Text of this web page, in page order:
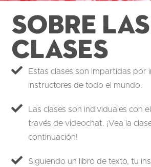
Sobre las
clases
Estas clases son impartidas por
instructores de todo el mundo.
Las clases son individuales con
través de videochat. ¡Vea la
continuación!
Siguiendo un libro de texto, tu